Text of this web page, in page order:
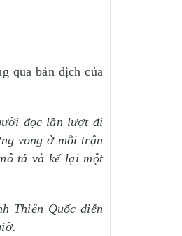
qua bản dịch của
đọc lần lượt đi
vong ở mỗi trận
tả và kể lại một
Thiên Quốc diễn